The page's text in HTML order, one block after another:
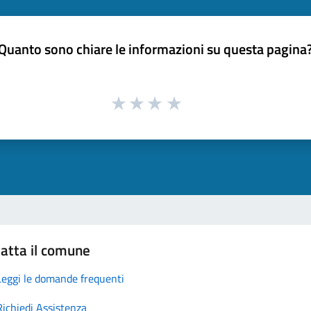
sono chiare le informazioni su questa
il comune
le domande frequenti
Assistenza